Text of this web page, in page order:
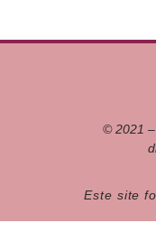
© 2021
Este site